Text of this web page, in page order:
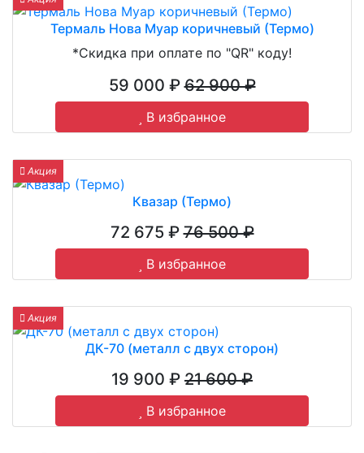
Термаль Нова Муар коричневый (Термо)
*Скидка при оплате по "QR" коду!
59 000 ₽62 900 ₽
В избранное
Акция
Квазар (Термо)
72 675 ₽76 500 ₽
В избранное
Акция
ДК-70 (металл с двух сторон)
19 900 ₽ 21 600 ₽
В избранное